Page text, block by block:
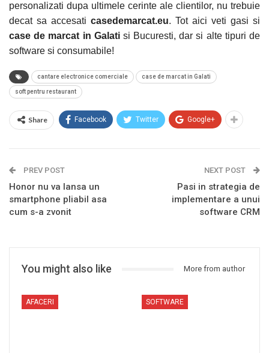
personalizati dupa ultimele cerinte ale clientilor, nu trebuie
decat sa accesati casedemarcat.eu. Tot aici veti gasi si
case de marcat in Galatisi Bucuresti, dar si alte tipuri de
software si consumabile!
cantare electronice comerciale case de marcat in Galati
soft pentru restaurant
Share Facebook Twitter Google+
PREV POST
Honor nu va lansa un
smartphone pliabil asa
cum s-a zvonit
NEXT POST
Pasi in strategia de
implementare a unui
software CRM
You might also like More from author
AFACERI SOFTWARE